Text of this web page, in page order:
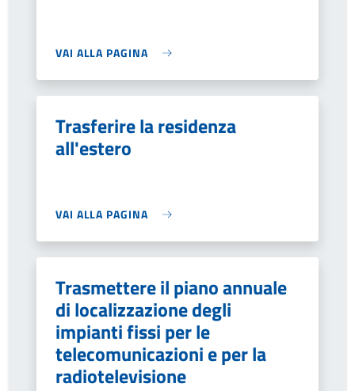
VAI ALLA PAGINA
Trasferire la residenza
all'estero
VAI ALLA PAGINA
Trasmettere il piano annuale
di localizzazione degli
impianti fissi per le
telecomunicazioni e per la
radiotelevisione